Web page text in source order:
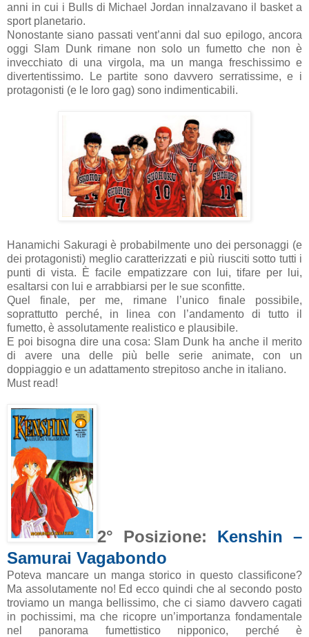
anni in cui i Bulls di Michael Jordan innalzavano il basket a
sport planetario.
Nonostante siano passati vent’anni dal suo epilogo, ancora
oggi Slam Dunk rimane non solo un fumetto che non è
invecchiato di una virgola, ma un manga freschissimo e
divertentissimo. Le partite sono davvero serratissime, e i
protagonisti (e le loro gag) sono indimenticabili.
Hanamichi Sakuragi è probabilmente uno dei personaggi (e
dei protagonisti) meglio caratterizzati e più riusciti sotto tutti i
punti di vista. È facile empatizzare con lui, tifare per lui,
esaltarsi con lui e arrabbiarsi per le sue sconfitte.
Quel finale, per me, rimane l’unico finale possibile,
soprattutto perché, in linea con l’andamento di tutto il
fumetto, è assolutamente realistico e plausibile.
E poi bisogna dire una cosa: Slam Dunk ha anche il merito
di avere una delle più belle serie animate, con un
doppiaggio e un adattamento strepitoso anche in italiano.
Must read!
2° Posizione: Kenshin –
Samurai Vagabondo
Poteva mancare un manga storico in questo classificone?
Ma assolutamente no! Ed ecco quindi che al secondo posto
troviamo un manga bellissimo, che ci siamo davvero cagati
in pochissimi, ma che ricopre un’importanza fondamentale
nel panorama fumettistico nipponico, perché è